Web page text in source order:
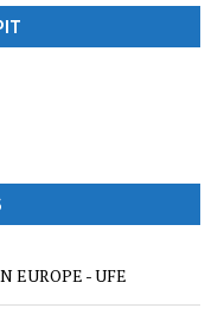
EUROPE - UFE